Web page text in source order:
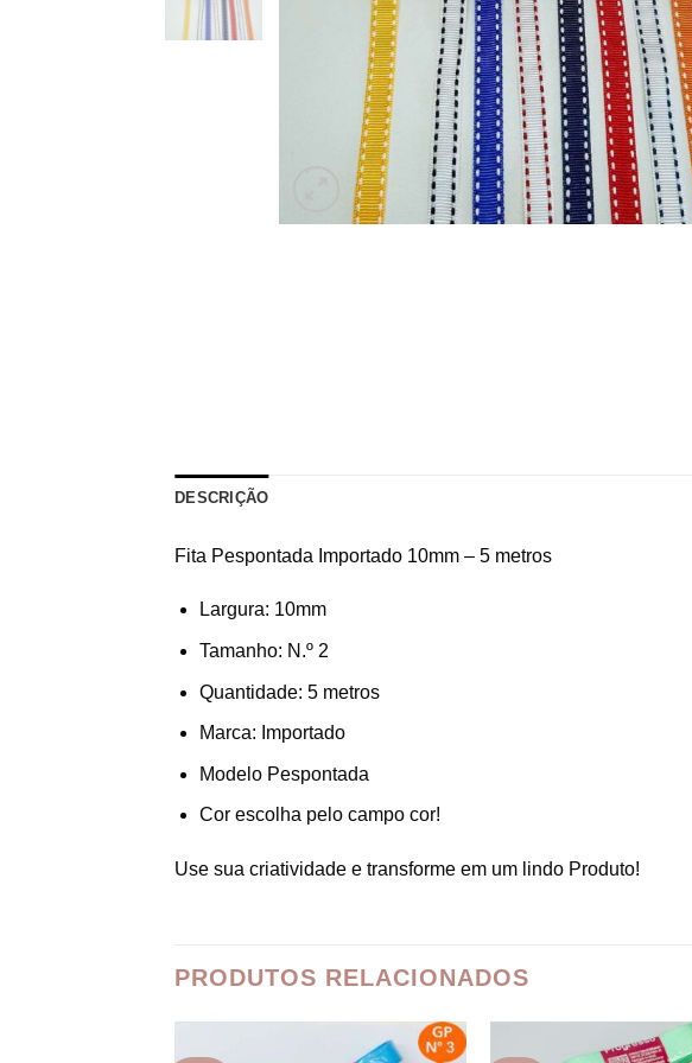
DESCRIÇÃO
Fita Pespontada Importado 10mm – 5 metros
Largura: 10mm
Tamanho: N.º 2
Quantidade: 5 metros
Marca: Importado
Modelo Pespontada
Cor escolha pelo campo cor!
Use sua criatividade e transforme em um lindo Produto!
PRODUTOS RELACIONADOS